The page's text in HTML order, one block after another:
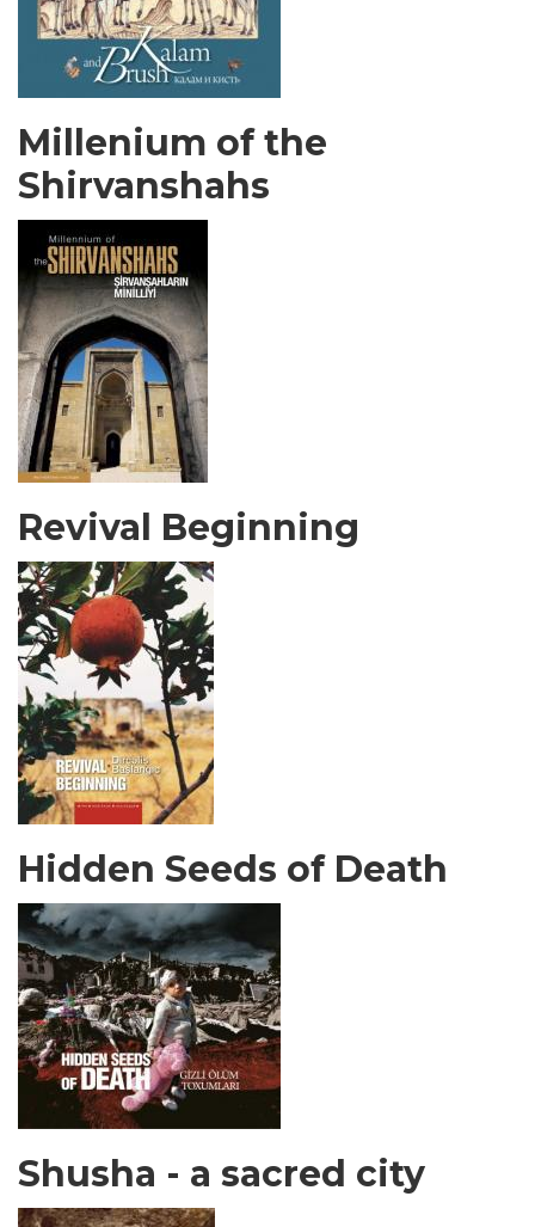
Millenium of the
Shirvanshahs
Revival Beginning
Hidden Seeds of Death
Shusha - a sacred city